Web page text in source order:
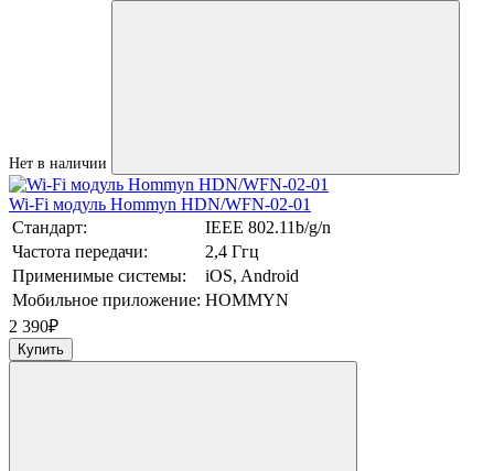
Нет в наличии
Wi-Fi модуль Hommyn HDN/WFN-02-01
Стандарт:
IEEE 802.11b/g/n
Частота передачи:
2,4 Ггц
Применимые системы:
iOS, Android
Мобильное приложение: HOMMYN
2 390₽
Купить